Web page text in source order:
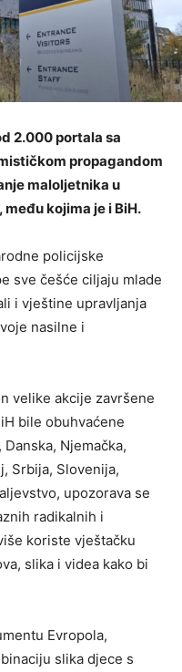
2.000 portala sa
propagandom
maloljetnika u
kojima je i BiH.
policijske
sve češće ciljaju mlade
i vještine upravljanja
nasilne i
velike akcije završene
bile obuhvaćene
Njemačka,
Srbija, Slovenija,
upozorava se
radikalnih i
koriste vještačku
slika i videa kako bi
Evropola,
slika djece s